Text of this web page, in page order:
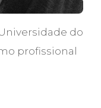
do
profissional